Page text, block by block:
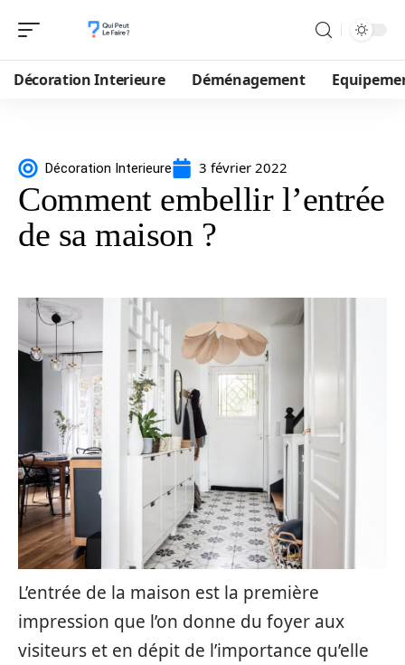
Décoration Interieure Déménagement
Décoration Interieure 3 février 2022
Comment embellir l’entrée
de sa maison ?
L’entrée de la maison est la première
impression que l’on donne du foyer aux
visiteurs et en dépit de l’importance qu’elle